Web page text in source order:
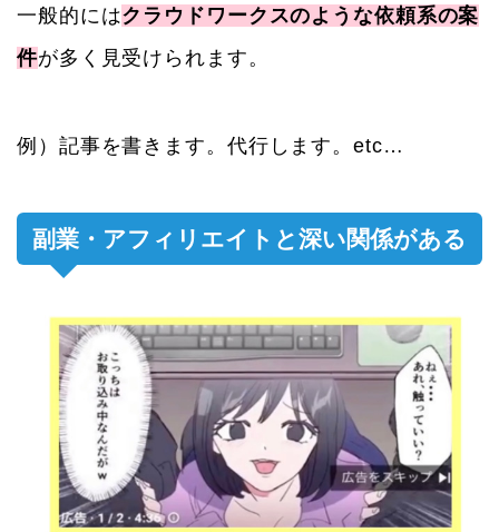
一般的にはクラウドワークスのような依頼系の案
件が多く見受けられます。
例）記事を書きます。代行します。etc…
副業・アフィリエイトと深い関係がある